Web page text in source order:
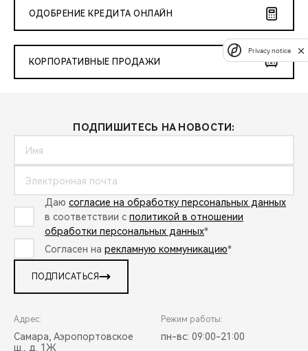
ОДОБРЕНИЕ КРЕДИТА ОНЛАЙН
КОРПОРАТИВНЫЕ ПРОДАЖИ
ПОДПИШИТЕСЬ НА НОВОСТИ:
Даю согласие на обработку персональных данных
в соответствии с политикой в отношении
обработки персональных данных*
Согласен на рекламную коммуникацию*
ПОДПИСАТЬСЯ
Адрес:
Самара, Аэропортовское
ш., д. 1Ж
Режим работы:
пн-вс: 09:00-21:00
Privacy notice